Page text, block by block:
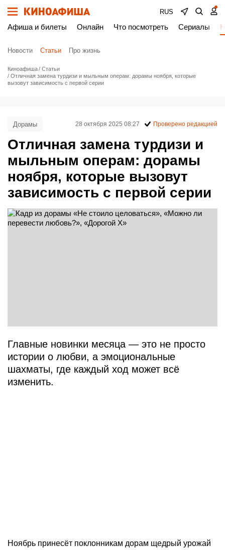
RUS
Афиша и билеты Онлайн Что посмотреть Сериалы
Новости Статьи Про жизнь
Киноафиша
Статьи
Отличная замена турдизи и мыльным операм: дорамы ноября, которые
вызовут зависимость с первой серии
Отличная замена турдизи и
мыльным операм: дорамы
ноября, которые вызовут
зависимость с первой серии
Дорамы 28 октября 2025 08:27 Проверено редакцией
Главные новинки месяца — это не просто
истории о любви, а эмоциональные
шахматы, где каждый ход может всё
изменить.
Ноябрь принесёт поклонникам дорам щедрый урожай